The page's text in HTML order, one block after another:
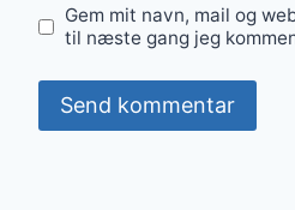
Gem mit navn, mail og
til næste gang jeg